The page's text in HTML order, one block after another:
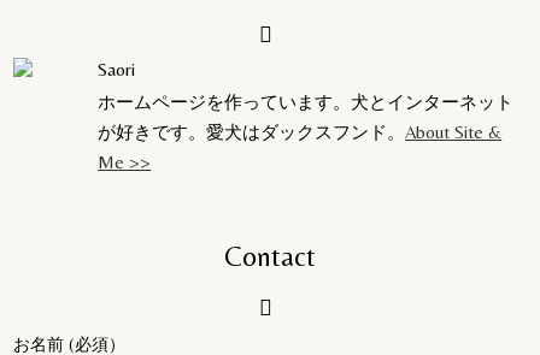
Saori
ホームページを作っています。犬とインターネット
が好きです。愛犬はダックスフンド。About Site &
Me >>
Contact
お名前 (必須）